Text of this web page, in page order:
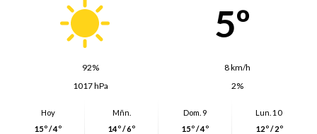
5º
92%
8 km/h
1017 hPa
2%
Hoy
15º / 4º
Mñn.
14º / 6º
Dom. 9
15º / 4º
Lun. 10
12º / 2º